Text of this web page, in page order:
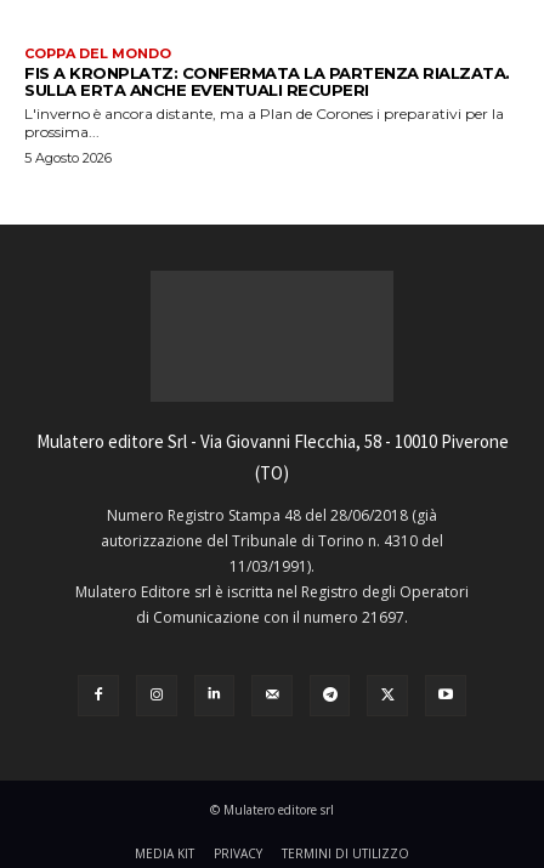
COPPA DEL MONDO
FIS A KRONPLATZ: CONFERMATA LA PARTENZA RIALZATA.
SULLA ERTA ANCHE EVENTUALI RECUPERI
L'inverno è ancora distante, ma a Plan de Corones i preparativi per la
prossima...
5 Agosto 2026
Mulatero editore Srl - Via Giovanni Flecchia, 58 - 10010 Piverone
(TO)
Numero Registro Stampa 48 del 28/06/2018 (già
autorizzazione del Tribunale di Torino n. 4310 del
11/03/1991).
Mulatero Editore srl è iscritta nel Registro degli Operatori
di Comunicazione con il numero 21697.
© Mulatero editore srl
MEDIA KIT PRIVACY TERMINI DI UTILIZZO